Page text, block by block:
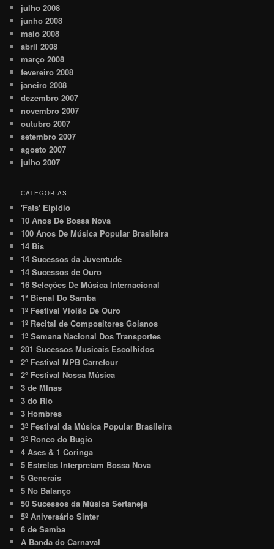
julho 2008
junho 2008
maio 2008
abril 2008
março 2008
fevereiro 2008
janeiro 2008
dezembro 2007
novembro 2007
outubro 2007
setembro 2007
agosto 2007
julho 2007
CATEGORIAS
'Fats' Elpidio
10 Anos De Bossa Nova
100 Anos De Música Popular Brasileira
14 Bis
14 Sucessos da Juventude
14 Sucessos de Ouro
16 Seleções De Música Internacional
1ª Bienal Do Samba
1º Festival Violão De Ouro
1º Recital de Compositores Goianos
1º Semana Nacional Dos Transportes
201 Sucessos Musicais Escolhidos
2º Festival MPB Carrefour
2º Festival Nossa Música
3 de MInas
3 do Rio
3 Hombres
3º Festival da Música Popular Brasileira
3º Ronco do Bugio
4 Ases & 1 Coringa
5 Estrelas Interpretam Bossa Nova
5 Generais
5 No Balanço
50 Sucessos da Música Sertaneja
5º Aniversário Sinter
6 de Samba
A Banda do Carnaval